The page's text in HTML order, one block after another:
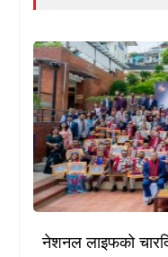
नेशनल लाइफको